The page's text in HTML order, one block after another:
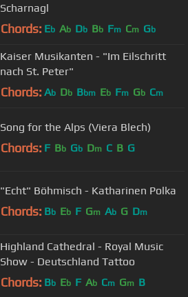
Scharnagl
Chords: Eb Ab Db Bb Fm Cm Gb
Kaiser Musikanten - "Im Eilschritt
nach St. Peter"
Chords: Ab Db Bbm Eb Fm Gb Cm
Song for the Alps (Viera Blech)
Chords: F Bb Gb Dm C B G
"Echt" Böhmisch - Katharinen Polka
Chords: Bb Eb F Gm Ab G Dm
Highland Cathedral - Royal Music
Show - Deutschland Tattoo
Chords: Bb Eb F Ab Cm Gm B